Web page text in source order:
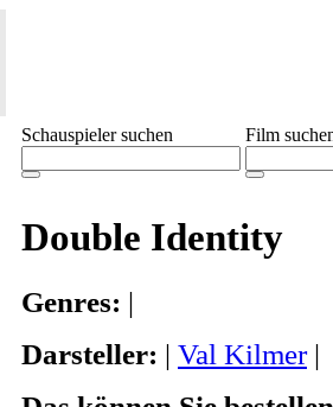
Schauspieler suchen Film
Double Identity
Genres: |
Darsteller: | Val Kilmer|